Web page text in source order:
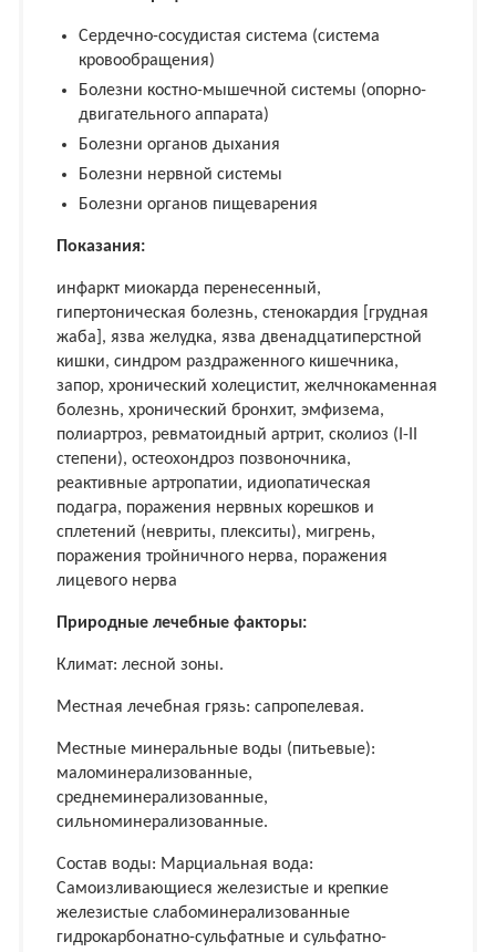
Сердечно-сосудистая система (система
кровообращения)
Болезни костно-мышечной системы (опорно-
двигательного аппарата)
Болезни органов дыхания
Болезни нервной системы
Болезни органов пищеварения
Показания:
инфaркт миокaрдa перенесенный,
гипертоническая болезнь, стенокaрдия [груднaя
жaбa], язва желудка, язва двенадцатиперстной
кишки, синдром раздраженного кишечника,
запор, хронический холецистит, желчнокаменная
болезнь, хронический бронхит, эмфизема,
полиартроз, ревматоидный артрит, сколиоз (I-II
степени), остеохондроз позвоночника,
реaктивные aртропaтии, идиопатическая
подагра, поражения нервных корешков и
сплетений (невриты, плекситы), мигрень,
поражения тройничного нерва, поражения
лицевого нерва
Природные лечебные факторы:
Климат: лесной зоны.
Местная лечебная грязь: сапропелевая.
Местные минеральные воды (питьевые):
маломинерализованные,
среднеминерализованные,
сильноминерализованные.
Состав воды: Марциальная вода:
Самоизливающиеся железистые и крепкие
железистые слабоминерализованные
гидрокарбонатно-сульфатные и сульфатно-